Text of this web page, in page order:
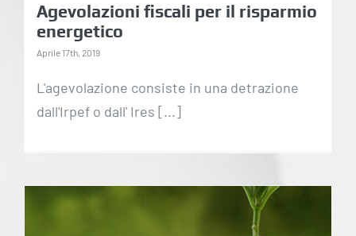
Agevolazioni fiscali per il risparmio
energetico
Aprile 17th, 2019
L'agevolazione consiste in una detrazione
dall'Irpef o dall' Ires [...]